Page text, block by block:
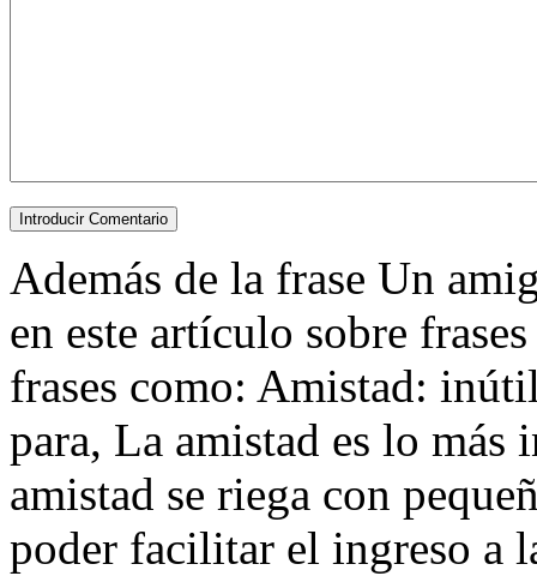
Además de la frase Un
en este artículo sobre
frases como: Amistad:
para, La amistad es lo más
amistad se riega con
poder facilitar el ingreso a